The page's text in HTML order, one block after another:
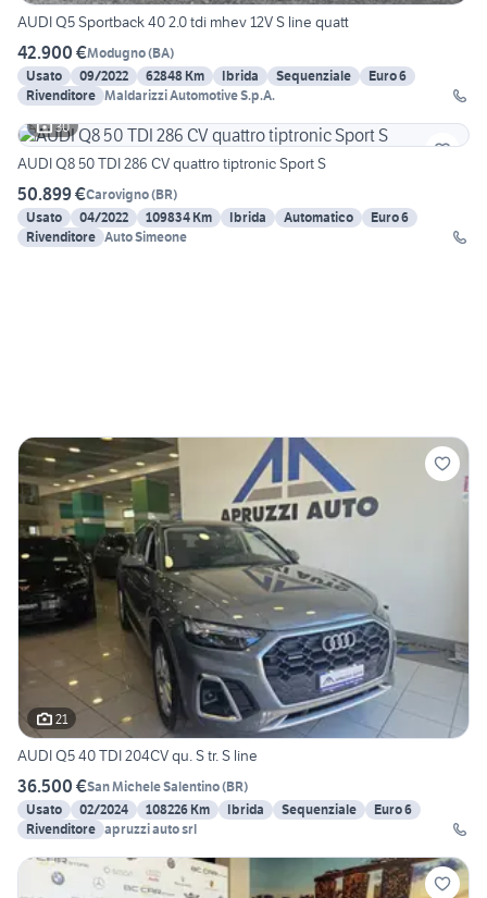
AUDI Q5 Sportback 40 2.0 tdi mhev 12V S line quatt
42.900 €Modugno(BA)
Usato
09/2022 62848 Km Ibrida Sequenziale
Euro 6
Rivenditore Maldarizzi Automotive S.p.A.
30
AUDI Q8 50 TDI 286 CV quattro tiptronic Sport S
50.899 €Carovigno(BR)
Usato
04/2022 109834 Km Ibrida Automatico
Euro 6
Rivenditore Auto Simeone
21
AUDI Q5 40 TDI 204CV qu. S tr. S line
36.500 €San Michele Salentino(BR)
Usato
02/2024 108226 Km Ibrida Sequenziale
Euro 6
Rivenditore apruzzi auto srl